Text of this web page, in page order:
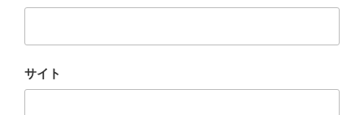
サイト